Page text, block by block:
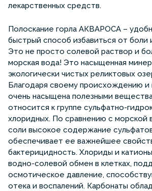
лекарственных средств.
Полоскание горла АКВАРОСА –
быстрый способ избавиться от боли
Это не просто солевой раствор и
морская вода! Это насыщенная
экологически чистых реликтовых
Благодаря своему происхождению и
очень насыщена полезными
относится к группе сульфатно-
хлоридных. По сравнению с морской
соли высокое содержание
обеспечивает ее важнейшее
бактерицидность. Хлориды и
водно-солевой обмен в клетках,
осмотическое давление,
отека и воспалений. Карбонаты